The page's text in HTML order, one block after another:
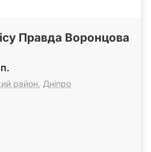
Правда Воронцова
район, Дніпро